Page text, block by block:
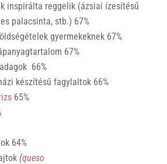
inspirálta reggelik (ázsiai ízesítésű
palacsinta, stb.) 67%
gyermekeknek 67%
67%
66%
készítésű fagylaltok 66%
65%
64%
(queso